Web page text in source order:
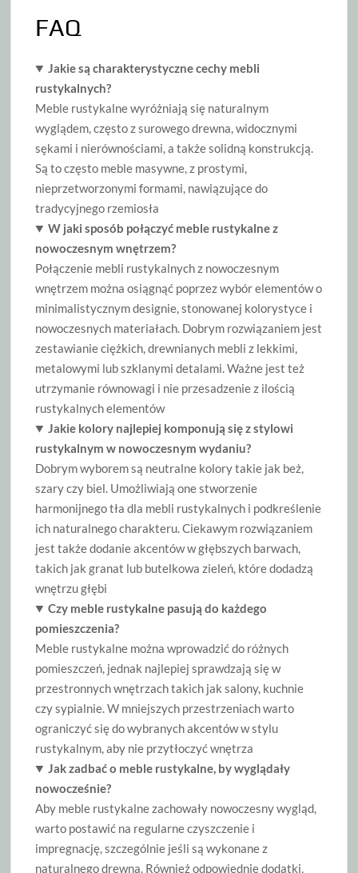
FAQ
Jakie są charakterystyczne cechy mebli
rustykalnych?
Meble rustykalne wyróżniają się naturalnym
wyglądem, często z surowego drewna, widocznymi
sękami i nierównościami, a także solidną konstrukcją.
Są to często meble masywne, z prostymi,
nieprzetworzonymi formami, nawiązujące do
tradycyjnego rzemiosła
W jaki sposób połączyć meble rustykalne z
nowoczesnym wnętrzem?
Połączenie mebli rustykalnych z nowoczesnym
wnętrzem można osiągnąć poprzez wybór elementów o
minimalistycznym designie, stonowanej kolorystyce i
nowoczesnych materiałach. Dobrym rozwiązaniem jest
zestawianie ciężkich, drewnianych mebli z lekkimi,
metalowymi lub szklanymi detalami. Ważne jest też
utrzymanie równowagi i nie przesadzenie z ilością
rustykalnych elementów
Jakie kolory najlepiej komponują się z stylowi
rustykalnym w nowoczesnym wydaniu?
Dobrym wyborem są neutralne kolory takie jak beż,
szary czy biel. Umożliwiają one stworzenie
harmonijnego tła dla mebli rustykalnych i podkreślenie
ich naturalnego charakteru. Ciekawym rozwiązaniem
jest także dodanie akcentów w głębszych barwach,
takich jak granat lub butelkowa zieleń, które dodadzą
wnętrzu głębi
Czy meble rustykalne pasują do każdego
pomieszczenia?
Meble rustykalne można wprowadzić do różnych
pomieszczeń, jednak najlepiej sprawdzają się w
przestronnych wnętrzach takich jak salony, kuchnie
czy sypialnie. W mniejszych przestrzeniach warto
ograniczyć się do wybranych akcentów w stylu
rustykalnym, aby nie przytłoczyć wnętrza
Jak zadbać o meble rustykalne, by wyglądały
nowocześnie?
Aby meble rustykalne zachowały nowoczesny wygląd,
warto postawić na regularne czyszczenie i
impregnację, szczególnie jeśli są wykonane z
naturalnego drewna. Również odpowiednie dodatki,